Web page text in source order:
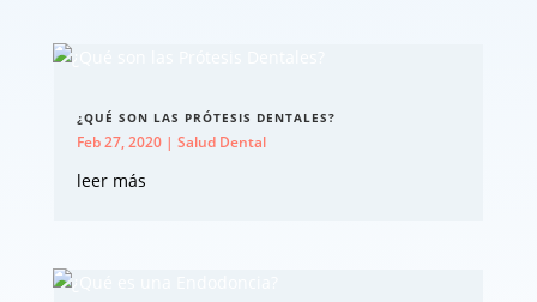
¿QUÉ SON LAS PRÓTESIS DENTALES?
Feb 27, 2020| Salud Dental
leer más